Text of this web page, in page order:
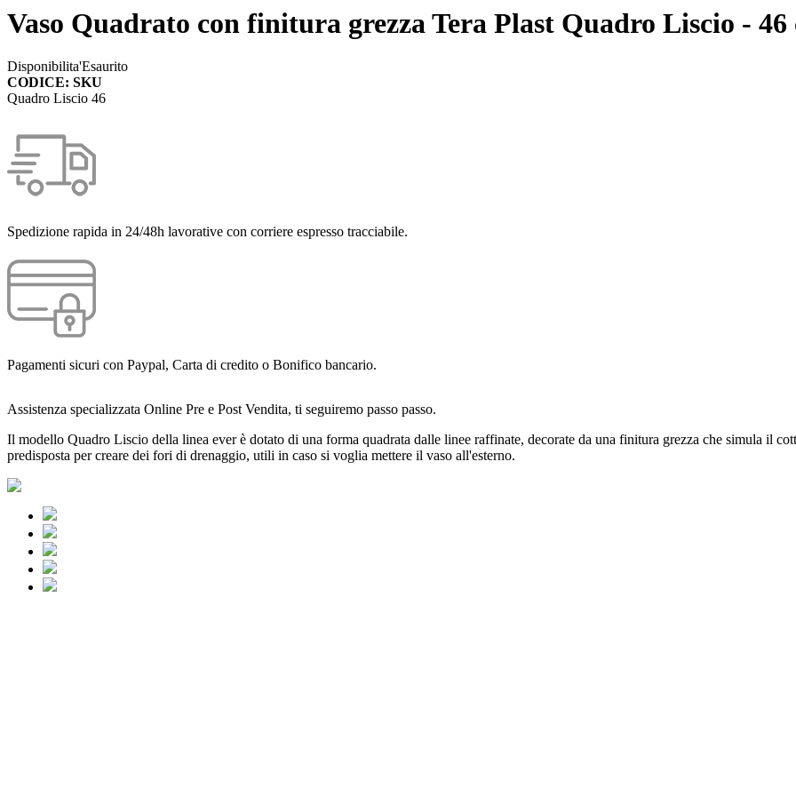
Vaso Quadrato con finitura grezza Tera Plast Quadro Liscio - 46
Disponibilita'Esaurito
CODICE: SKU
Quadro Liscio 46
Spedizione rapida in 24/48h lavorative con corriere espresso tracciabile.
Pagamenti sicuri con Paypal, Carta di credito o Bonifico bancario.
Assistenza specializzata Online Pre e Post Vendita, ti seguiremo passo passo.
Il modello Quadro Liscio della linea ever è dotato di una forma quadrata dalle linee raffinate, decorate da una finitura grezza che simula il
predisposta per creare dei fori di drenaggio, utili in caso si voglia mettere il vaso all'esterno.